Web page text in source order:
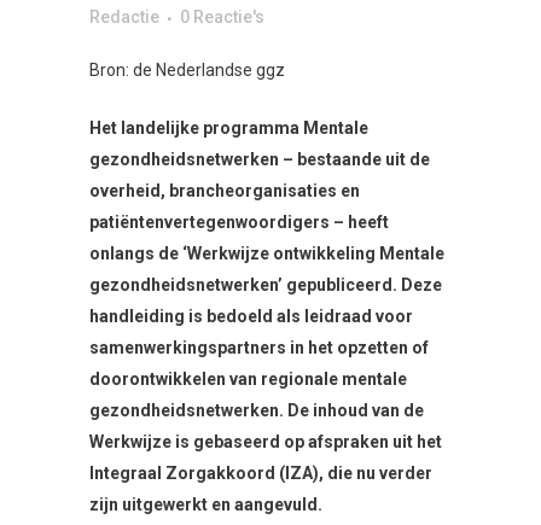
Redactie
0 Reactie's
Bron: de Nederlandse ggz
Het landelijke programma Mentale
gezondheidsnetwerken – bestaande uit de
overheid, brancheorganisaties en
patiëntenvertegenwoordigers – heeft
onlangs de ‘Werkwijze ontwikkeling Mentale
gezondheidsnetwerken’ gepubliceerd. Deze
handleiding is bedoeld als leidraad voor
samenwerkingspartners in het opzetten of
doorontwikkelen van regionale mentale
gezondheidsnetwerken. De inhoud van de
Werkwijze is gebaseerd op afspraken uit het
Integraal Zorgakkoord (IZA), die nu verder
zijn uitgewerkt en aangevuld.